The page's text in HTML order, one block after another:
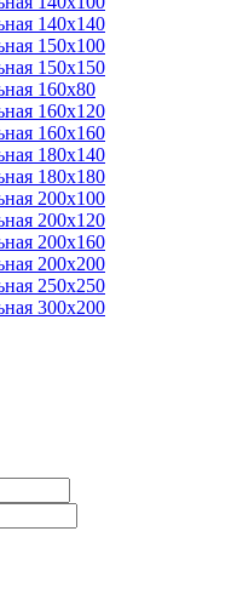
140х140
150х100
150х150
160х80
160х120
160х160
180х140
180х180
200х100
200х120
200х160
200х200
250х250
300х200